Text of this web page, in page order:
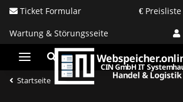
Ticket Formular Preisliste
Wartung & Störungsseite
Startseite